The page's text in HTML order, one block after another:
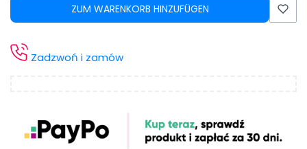
ZUM WARENKORB HINZUFÜGEN
Zadzwoń i zamów